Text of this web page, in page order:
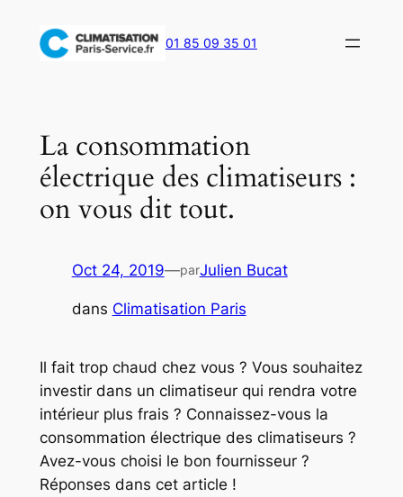
01 85 09 35 01
La consommation
électrique des climatiseurs :
on vous dit tout.
Oct 24, 2019—parJulien Bucat
dans Climatisation Paris
Il fait trop chaud chez vous ? Vous souhaitez
investir dans un climatiseur qui rendra votre
intérieur plus frais ? Connaissez-vous la
consommation électrique des climatiseurs ?
Avez-vous choisi le bon fournisseur ?
Réponses dans cet article !